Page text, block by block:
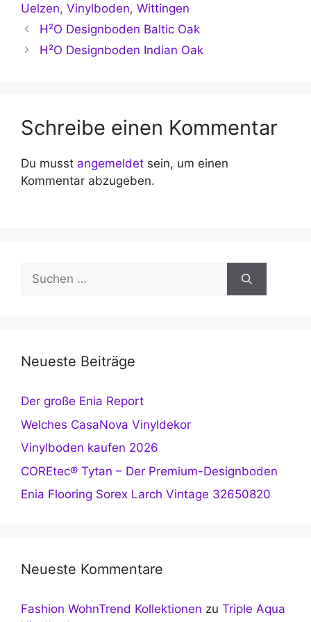
Uelzen, Vinylboden, Wittingen
H²O Designboden Baltic Oak
H²O Designboden Indian Oak
Schreibe einen Kommentar
Du musst angemeldet sein, um einen
Kommentar abzugeben.
Suchen
nach:
Neueste Beiträge
Der große Enia Report
Welches CasaNova Vinyldekor
Vinylboden kaufen 2026
COREtec® Tytan – Der Premium-Designboden
Enia Flooring Sorex Larch Vintage 32650820
Neueste Kommentare
Fashion WohnTrend Kollektionen zu Triple Aqua